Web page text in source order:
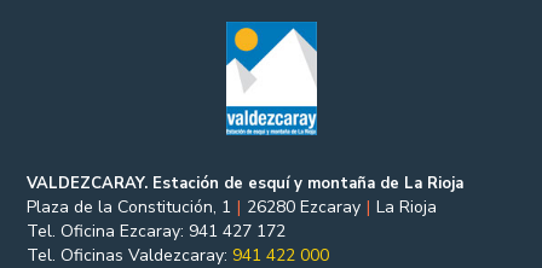
VALDEZCARAY. Estación de esquí y montaña de La Rioja
Plaza de la Constitución, 1 | 26280 Ezcaray | La Rioja
Tel. Oficina Ezcaray: 941 427 172
Tel. Oficinas Valdezcaray: 941 422 000